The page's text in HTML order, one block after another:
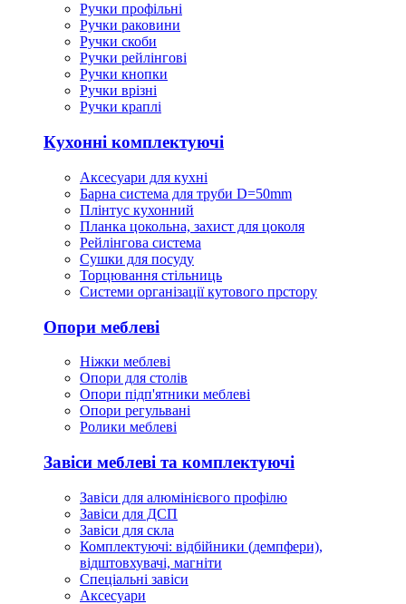
Ручки профільні
Ручки раковини
Ручки скоби
Ручки рейлінгові
Ручки кнопки
Ручки врізні
Ручки краплі
Кухонні комплектуючі
Аксесуари для кухні
Барна система для труби D=50mm
Плінтус кухонний
Планка цокольна, захист для цоколя
Рейлінгова система
Сушки для посуду
Торцювання стільниць
Cистеми організації кутового прстору
Опори меблеві
Ніжки меблеві
Опори для столів
Опори підп'ятники меблеві
Опори регульвані
Ролики меблеві
Завіси меблеві та комплектуючі
Завіси для алюмінієвого профілю
Завіси для ДСП
Завіси для скла
Комплектуючі: відбійники (демпфери),
відштовхувачі, магніти
Спеціальні завіси
Аксесуари